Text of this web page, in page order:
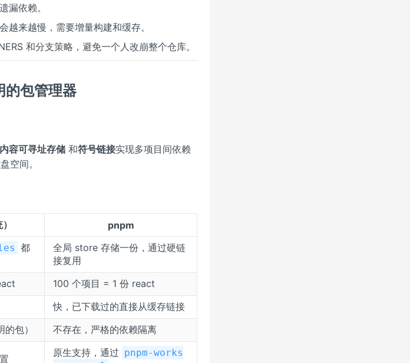
漏依赖。
越来越慢，需要增量构建和缓存。
和分支策略，避免一个人改崩整个仓库。
包管理器
内容可寻址存储 和符号链接实现多项目间依赖
空间。
pnpm
都
全局 store 存储一份，通过硬链
接复用
100 个项目 = 1 份 react
快，已下载过的直接从缓存链接
包）
不存在，严格的依赖隔离
原生支持，通过 pnpm-works